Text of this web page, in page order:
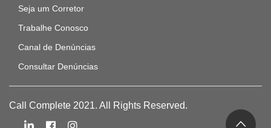
Seja um Corretor
Trabalhe Conosco
Canal de Denúncias
Consultar Denúncias
Call Complete 2021. All Rights Reserved.